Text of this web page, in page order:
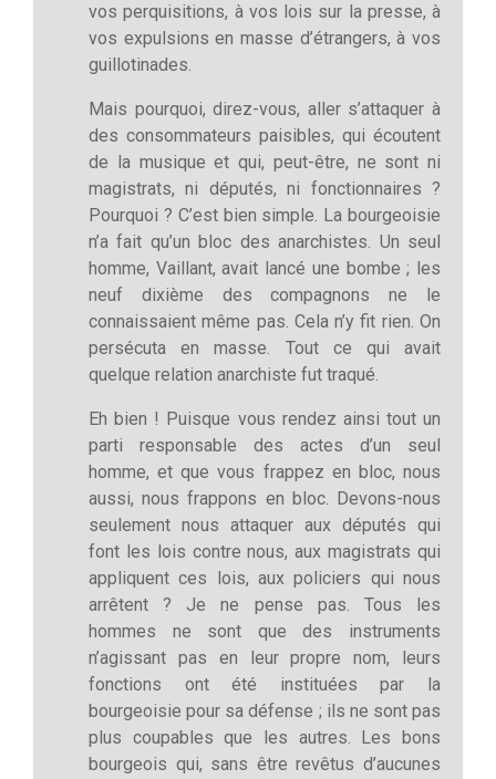
vos perquisitions, à vos lois sur la presse, à
vos expulsions en masse d’étrangers, à vos
guillotinades.
Mais pourquoi, direz-vous, aller s’attaquer à
des consommateurs paisibles, qui écoutent
de la musique et qui, peut-être, ne sont ni
magistrats, ni députés, ni fonctionnaires ?
Pourquoi ? C’est bien simple. La bourgeoisie
n’a fait qu’un bloc des anarchistes. Un seul
homme, Vaillant, avait lancé une bombe ; les
neuf dixième des compagnons ne le
connaissaient même pas. Cela n’y fit rien. On
persécuta en masse. Tout ce qui avait
quelque relation anarchiste fut traqué.
Eh bien ! Puisque vous rendez ainsi tout un
parti responsable des actes d’un seul
homme, et que vous frappez en bloc, nous
aussi, nous frappons en bloc. Devons-nous
seulement nous attaquer aux députés qui
font les lois contre nous, aux magistrats qui
appliquent ces lois, aux policiers qui nous
arrêtent ? Je ne pense pas. Tous les
hommes ne sont que des instruments
n’agissant pas en leur propre nom, leurs
fonctions ont été instituées par la
bourgeoisie pour sa défense ; ils ne sont pas
plus coupables que les autres. Les bons
bourgeois qui, sans être revêtus d’aucunes